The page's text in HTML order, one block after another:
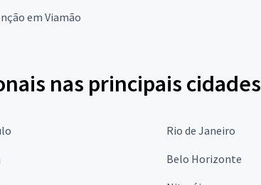
em Viamão
nas principais cidades
Rio de Janeiro
Belo Horizonte